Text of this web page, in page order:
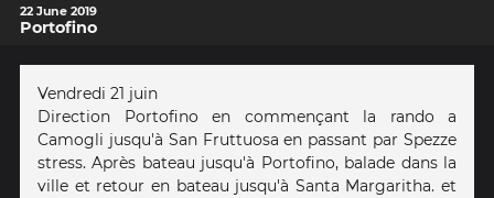
22 June 2019
Portofino
Vendredi 21 juin
Direction Portofino en commençant la rando a
Camogli jusqu'à San Fruttuosa en passant par Spezze
stress. Après bateau jusqu'à Portofino, balade dans la
ville et retour en bateau jusqu'à Santa Margaritha. et